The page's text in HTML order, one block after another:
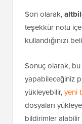
Son olarak,
teşekkür notu
kullandığınızı
Sonuç olarak,
yapabileceğiniz
yükleyebilir,yeni
dosyaları
bildirimler alabilir